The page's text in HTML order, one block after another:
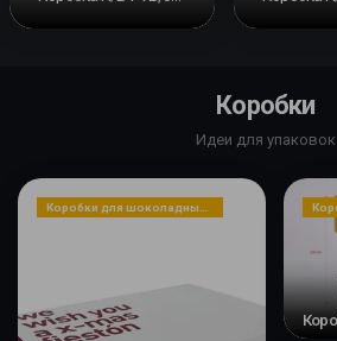
Коробки
Идеи для упаковок